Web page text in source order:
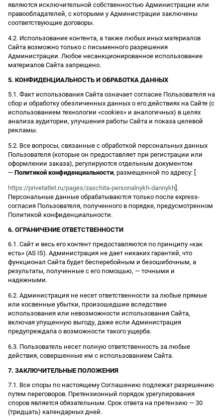
являются исключительной собственностью Администрации или
правообладателей, с которыми у Администрации заключены
соответствующие договоры.
4.2. Использование контента, а также любых иных материалов
Сайта возможно только с письменного разрешения
Администрации. Любое несанкционированное использование
материалов Сайта запрещено.
5. КОНФИДЕНЦИАЛЬНОСТЬ И ОБРАБОТКА ДАННЫХ
5.1. Факт использования Сайта означает согласие Пользователя на
сбор и обработку обезличенных данных о его действиях на Сайте (с
использованием технологии «cookies» и аналогичных) в целях
анализа аудитории, улучшения работы Сайта и показа целевой
рекламы.
5.2. Все вопросы, связанные с обработкой персональных данных
Пользователя (которые он предоставляет при регистрации или
оформлении заказа), регулируются отдельным документом
— Политикой конфиденциальности, размещенной по адресу: [
https://privetatlet.ru/pages/zaschita-personalnykh-dannykh ].
Персональные данные обрабатываются только после express-
согласия Пользователя, полученного в порядке, предусмотренном
Политикой конфиденциальности.
6. ОГРАНИЧЕНИЕ ОТВЕТСТВЕННОСТИ
6.1. Сайт и весь его контент предоставляются по принципу «как
есть» (AS IS). Администрация не дает никаких гарантий, что
функционал Сайта будет бесперебойным и безошибочным, а
результаты, полученные с его помощью, — точными и
надежными.
6.2. Администрация не несет ответственности за любые прямые
или косвенные убытки, произошедшие вследствие
использования или невозможности использования Сайта,
включая упущенную выгоду, даже если Администрация
предупреждала о возможности такого ущерба.
6.3. Пользователь несет полную ответственность за любые
действия, совершенные им с использованием Сайта.
7. ЗАКЛЮЧИТЕЛЬНЫЕ ПОЛОЖЕНИЯ
7.1. Все споры по настоящему Соглашению подлежат разрешению
путем переговоров. Претензионный порядок урегулирования
споров является обязательным. Срок ответа на претензию — 30
(тридцать) календарных дней.